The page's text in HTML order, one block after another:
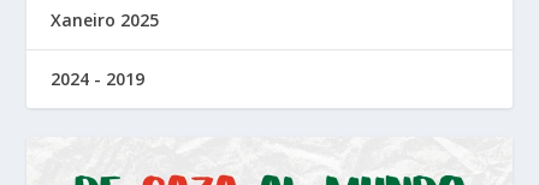
Xaneiro 2025
2024 - 2019